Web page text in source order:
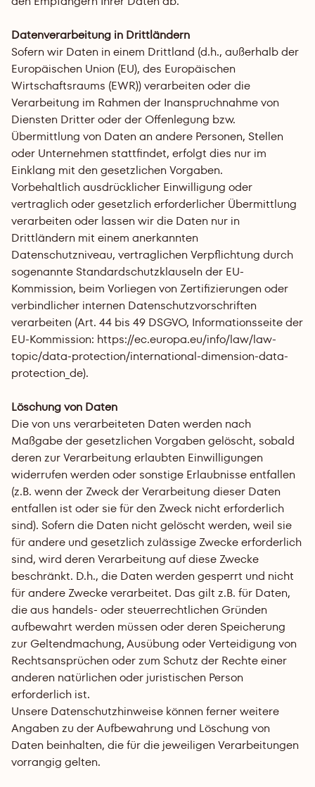
Datenverarbeitung in Drittländern
Sofern wir Daten in einem Drittland (d.h., außerhalb der
Europäischen Union (EU), des Europäischen
Wirtschaftsraums (EWR)) verarbeiten oder die
Verarbeitung im Rahmen der Inanspruchnahme von
Diensten Dritter oder der Offenlegung bzw.
Übermittlung von Daten an andere Personen, Stellen
oder Unternehmen stattfindet, erfolgt dies nur im
Einklang mit den gesetzlichen Vorgaben.
Vorbehaltlich ausdrücklicher Einwilligung oder
vertraglich oder gesetzlich erforderlicher Übermittlung
verarbeiten oder lassen wir die Daten nur in
Drittländern mit einem anerkannten
Datenschutzniveau, vertraglichen Verpflichtung durch
sogenannte Standardschutzklauseln der EU-
Kommission, beim Vorliegen von Zertifizierungen oder
verbindlicher internen Datenschutzvorschriften
verarbeiten (Art. 44 bis 49 DSGVO, Informationsseite der
EU-Kommission: https://ec.europa.eu/info/law/law-
topic/data-protection/international-dimension-data-
protection_de).
Löschung von Daten
Die von uns verarbeiteten Daten werden nach
Maßgabe der gesetzlichen Vorgaben gelöscht, sobald
deren zur Verarbeitung erlaubten Einwilligungen
widerrufen werden oder sonstige Erlaubnisse entfallen
(z.B. wenn der Zweck der Verarbeitung dieser Daten
entfallen ist oder sie für den Zweck nicht erforderlich
sind). Sofern die Daten nicht gelöscht werden, weil sie
für andere und gesetzlich zulässige Zwecke erforderlich
sind, wird deren Verarbeitung auf diese Zwecke
beschränkt. D.h., die Daten werden gesperrt und nicht
für andere Zwecke verarbeitet. Das gilt z.B. für Daten,
die aus handels- oder steuerrechtlichen Gründen
aufbewahrt werden müssen oder deren Speicherung
zur Geltendmachung, Ausübung oder Verteidigung von
Rechtsansprüchen oder zum Schutz der Rechte einer
anderen natürlichen oder juristischen Person
erforderlich ist.
Unsere Datenschutzhinweise können ferner weitere
Angaben zu der Aufbewahrung und Löschung von
Daten beinhalten, die für die jeweiligen Verarbeitungen
vorrangig gelten.